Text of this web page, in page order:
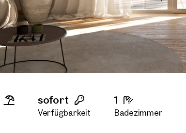
sofort
Verfügbarkeit
1
Badezimmer